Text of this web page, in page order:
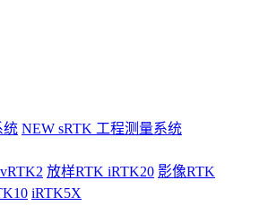
统 NEW sRTK 工程测量系统
放样RTK iRTK20 影像RTK
iRTK5X